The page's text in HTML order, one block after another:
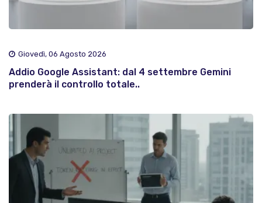
Giovedì, 06 Agosto 2026
Addio Google Assistant: dal 4 settembre Gemini
prenderà il controllo totale..